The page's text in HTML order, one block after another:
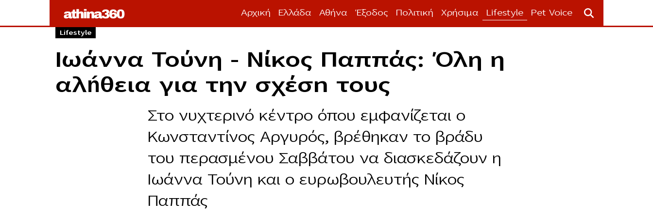
Αρχική Ελλάδα Αθήνα Έξοδος Πολιτική Χρήσιμα Lifestyle Pet Voice
Lifestyle
Ιωάννα Τούνη – Νίκος Παππάς: Όλη η
αλńθεια για την σχέσn τους
Στο νυχτερινό κέντρο όπου εμφανίζεται ο
Κωνσταντίνος Αργυρός, βρέθηκαν το βράδυ
του περασμένου Σαββάτου να διασκεδάζουν η
Ιωάννα Τούνη και ο ευρωβουλευτής Νίκος
Παππάς